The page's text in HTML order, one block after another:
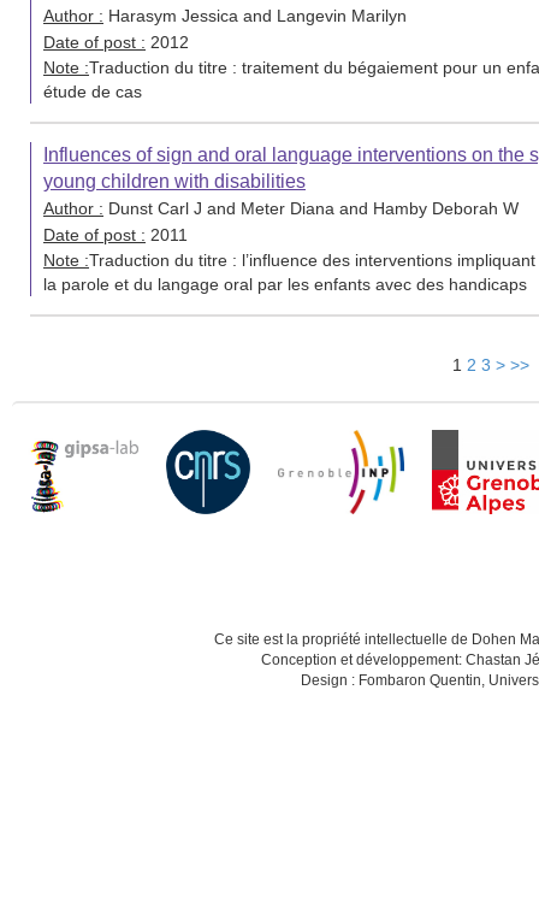
Author : Harasym Jessica and Langevin Marilyn
Date of post : 2012
Note :Traduction du titre : traitement du bégaiement pour un
étude de cas
Influences of sign and oral language interventions on the
young children with disabilities
Author : Dunst Carl J and Meter Diana and Hamby Deborah W
Date of post : 2011
Note :Traduction du titre : l’influence des interventions
la parole et du langage oral par les enfants avec des handicaps
1 2 3 > >>
Ce site est la propriété intellectuelle de Dohen
Conception et développement: Chastan
Design : Fombaron Quentin,